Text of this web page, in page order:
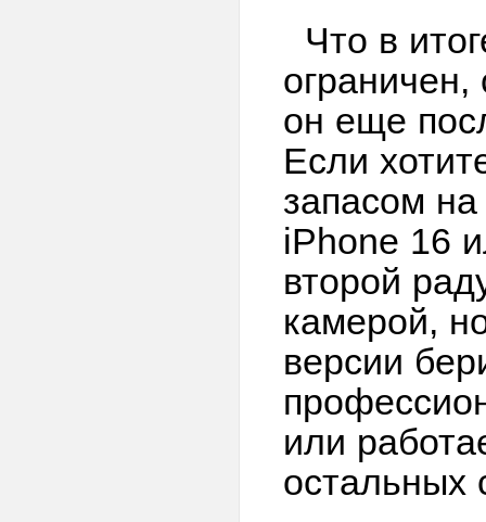
Что в
он еще
Если
запасом на
iPhone 16
второй
камерой,
версии
или
остальных